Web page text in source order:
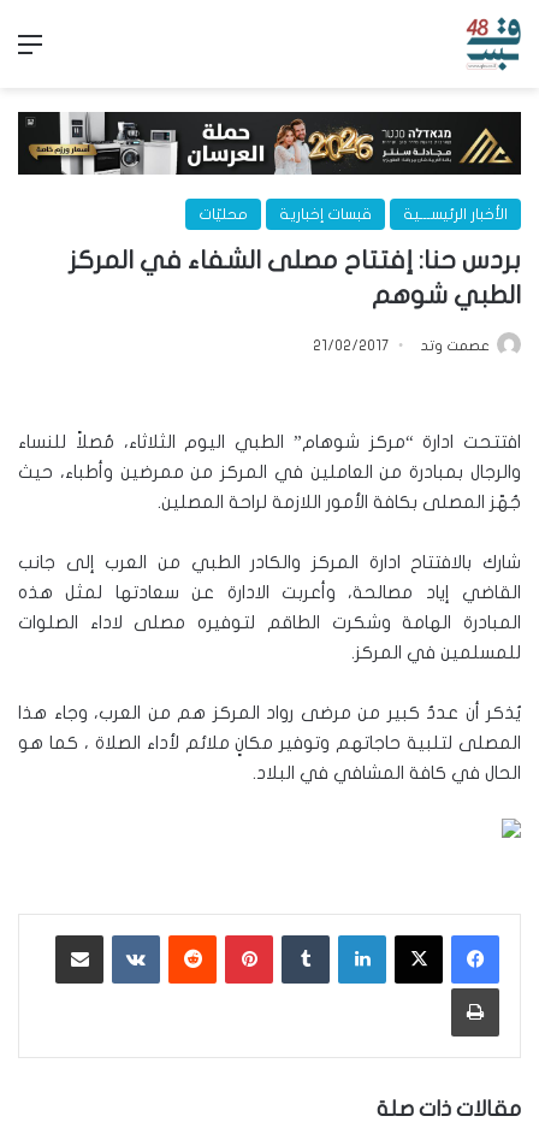
الأخبار الرئيســـية قبسات إخبارية محليّات
بردس حنا: إفتتاح مصلى الشفاء في المركز
الطبي شوهم
عصمت وتد 21/02/2017
افتتحت ادارة “مركز شوهام” الطبي اليوم الثلاثاء، مُصلاً للنساء
والرجال بمبادرة من العاملين في المركز من ممرضين وأطباء، حيث
جُهّز المصلى بكافة الأمور اللازمة لراحة المصلين.
شارك بالافتتاح ادارة المركز والكادر الطبي من العرب إلى جانب
القاضي إياد مصالحة، وأعربت الادارة عن سعادتها لمثل هذه
المبادرة الهامة وشكرت الطاقم لتوفيره مصلى لاداء الصلوات
للمسلمين في المركز.
يُذكر أن عددٌ كبير من مرضى رواد المركز هم من العرب، وجاء هذا
المصلى لتلبية حاجاتهم وتوفير مكانٍ ملائم لأداء الصلاة ، كما هو
الحال في كافة المشافي في البلاد.
لينكدإن بينتيريست ‏VKontakte
طباعة
مقالات ذات صلة